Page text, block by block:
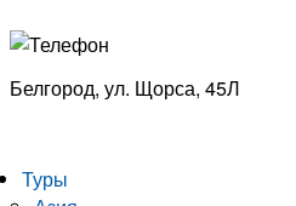
Белгород, ​ ул. Щорса, 45Л
Туры